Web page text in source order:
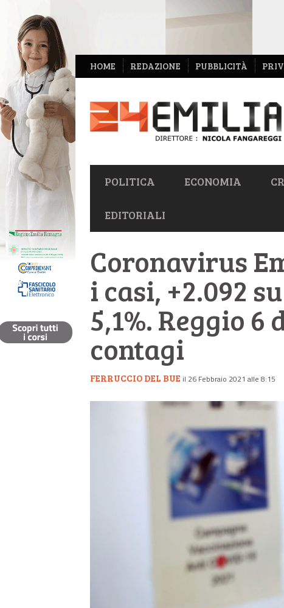
NAVIGAZIONE
SECONDARIA
HOME REDAZIONE PUBBLICITÀ
NAVIGAZIONE
PRIMARIA
POLITICA ECONOMIA
EDITORIALI
Coronavirus
i casi, +2.092
5,1%. Reggio 6
contagi
FERRUCCIO DEL BUE il 26 Febbraio 2021 alle 8:15